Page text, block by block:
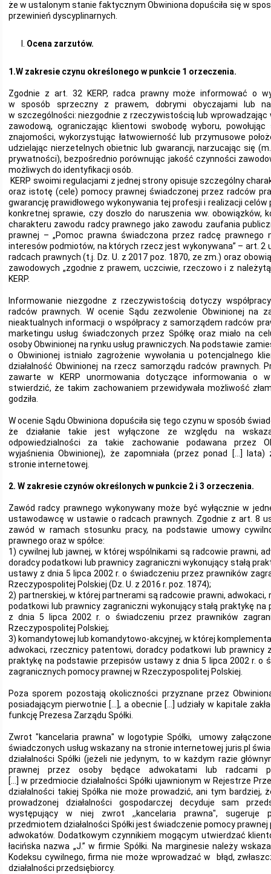
że w ustalonym stanie faktycznym Obwiniona dopuściła się w
przewinień dyscyplinarnych.
Ocena zarzutów.
1.W zakresie czynu określonego w punkcie 1 orzeczenia.
Zgodnie z art. 32 KERP, radca prawny może informować o
w sposób sprzeczny z prawem, dobrymi obyczajami lub
w szczególności: niezgodnie z rzeczywistością lub wprowadzając
zawodową, ograniczając klientowi swobodę wyboru,
znajomości, wykorzystując łatwowierność lub przymusowe
udzielając nierzetelnych obietnic lub gwarancji, narzucając się
prywatności), bezpośrednio porównując jakość czynności
możliwych do identyfikacji osób.
KERP swoimi regulacjami z jednej strony opisuje szczególny
oraz istotę (cele) pomocy prawnej świadczonej przez radców
gwarancję prawidłowego wykonywania tej profesji i realizacji
konkretnej sprawie, czy doszło do naruszenia ww. obowiązków,
charakteru zawodu radcy prawnego jako zawodu zaufania
prawnej – „Pomoc prawna świadczona przez radcę prawnego
interesów podmiotów, na których rzecz jest wykonywana” – art. 2
radcach prawnych (t.j. Dz. U. z 2017 poz. 1870, ze zm.) oraz
zawodowych „zgodnie z prawem, uczciwie, rzeczowo i z
KERP.
Informowanie niezgodne z rzeczywistością dotyczy
radców prawnych. W ocenie Sądu zezwolenie Obwinionej na
nieaktualnych informacji o współpracy z samorządem radców
marketingu usług świadczonych przez Spółkę oraz miało na
osoby Obwinionej na rynku usług prawniczych. Na podstawie
o Obwinionej istniało zagrożenie wywołania u potencjalnego
działalność Obwinionej na rzecz samorządu radców prawnych.
zawarte w KERP unormowania dotyczące informowania o
stwierdzić, że takim zachowaniem przewidywała możliwość
godziła.
W ocenie Sądu Obwiniona dopuściła się tego czynu w sposób
że działanie takie jest wyłączone ze względu na
odpowiedzialności za takie zachowanie podawana przez
wyjaśnienia Obwinionej), że zapomniała (przez ponad […]
stronie internetowej.
2. W zakresie czynów określonych w punkcie 2 i 3 orzeczenia.
Zawód radcy prawnego wykonywany może być wyłącznie w
ustawodawcę w ustawie o radcach prawnych. Zgodnie z art. 8
zawód w ramach stosunku pracy, na podstawie umowy
prawnego oraz w spółce:
1) cywilnej lub jawnej, w której wspólnikami są radcowie prawni,
doradcy podatkowi lub prawnicy zagraniczni wykonujący stałą
ustawy z dnia 5 lipca 2002 r. o świadczeniu przez prawników
Rzeczypospolitej Polskiej (Dz. U. z 2016 r. poz. 1874);
2) partnerskiej, w której partnerami są radcowie prawni,
podatkowi lub prawnicy zagraniczni wykonujący stałą praktykę
z dnia 5 lipca 2002 r. o świadczeniu przez prawników
Rzeczypospolitej Polskiej;
3) komandytowej lub komandytowo-akcyjnej, w której
adwokaci, rzecznicy patentowi, doradcy podatkowi lub prawnicy
praktykę na podstawie przepisów ustawy z dnia 5 lipca 2002 r. o
zagranicznych pomocy prawnej w Rzeczypospolitej Polskiej.
Poza sporem pozostają okoliczności przyznane przez
posiadającym pierwotnie […], a obecnie […] udziały w kapitale
funkcję Prezesa Zarządu Spółki.
Zwrot "kancelaria prawna" w logotypie Spółki, umowy
świadczonych usług wskazany na stronie internetowej juris.pl
działalności Spółki (jeżeli nie jedynym, to w każdym razie
prawnej przez osoby będące adwokatami lub radcami
[…] w przedmiocie działalności Spółki ujawnionym w Rejestrze
działalności takiej Spółka nie może prowadzić, ani tym bardziej,
prowadzonej działalności gospodarczej decyduje sam
występujący w niej zwrot ,,kancelaria prawna", sugeruje
przedmiotem działalności Spółki jest świadczenie pomocy
adwokatów. Dodatkowym czynnikiem mogącym utwierdzać
łacińska nazwa „J.” w firmie Spółki. Na marginesie należy
Kodeksu cywilnego, firma nie może wprowadzać w błąd,
działalności przedsiębiorcy.